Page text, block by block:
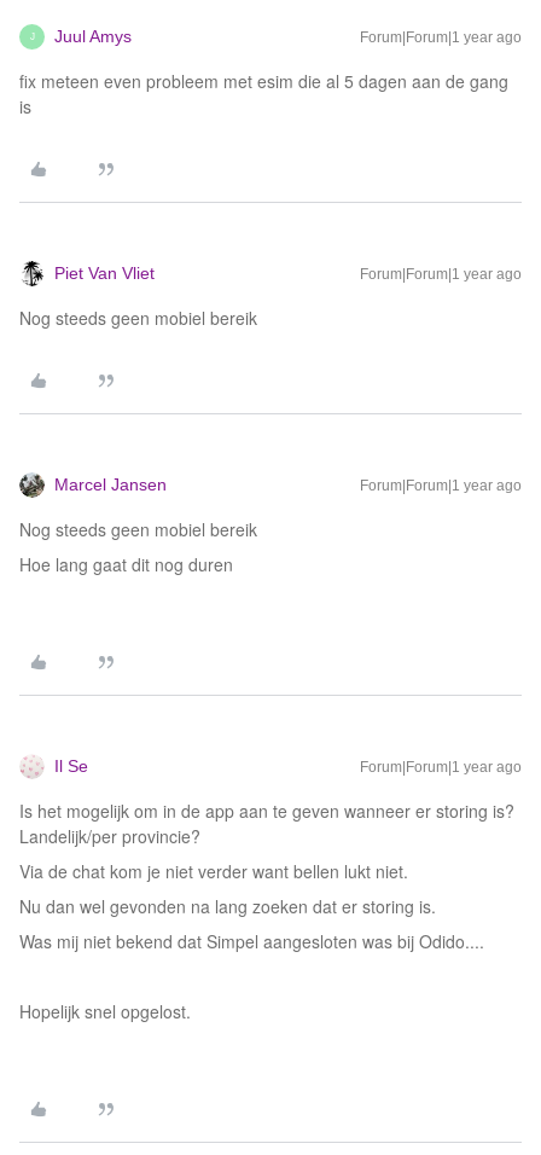
J Juul Amys Forum|Forum|1 year ago
fix meteen even probleem met esim die al 5 dagen aan de gang
is
Piet Van Vliet Forum|Forum|1 year ago
Nog steeds geen mobiel bereik
Marcel Jansen Forum|Forum|1 year ago
Nog steeds geen mobiel bereik
Hoe lang gaat dit nog duren
Il Se Forum|Forum|1 year ago
Is het mogelijk om in de app aan te geven wanneer er storing is?
Landelijk/per provincie?
Via de chat kom je niet verder want bellen lukt niet.
Nu dan wel gevonden na lang zoeken dat er storing is.
Was mij niet bekend dat Simpel aangesloten was bij Odido....
Hopelijk snel opgelost.